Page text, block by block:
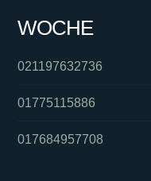
WOCHE
021197632736
01775115886
017684957708